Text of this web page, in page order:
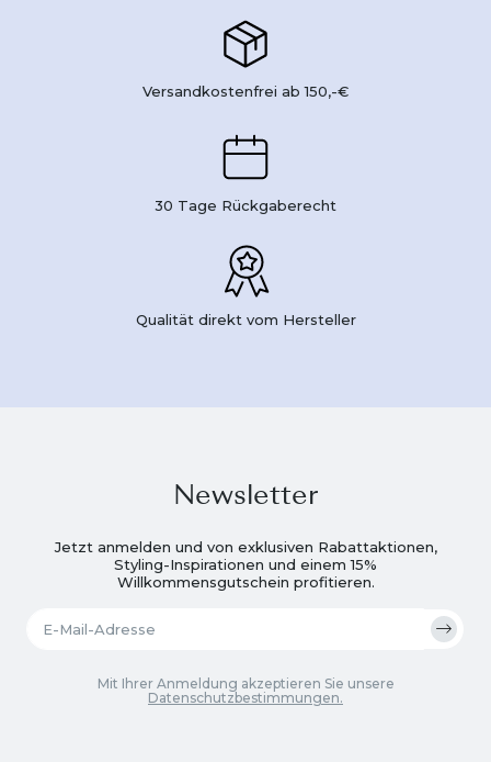
Versandkostenfrei ab 150,-€
30 Tage Rückgaberecht
Qualität direkt vom Hersteller
Newsletter
Jetzt anmelden und von exklusiven Rabattaktionen,
Styling-Inspirationen und einem 15%
Willkommensgutschein profitieren.
Mit Ihrer Anmeldung akzeptieren Sie unsere
Datenschutzbestimmungen.